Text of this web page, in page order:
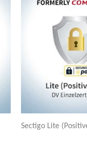
Sectigo Lite